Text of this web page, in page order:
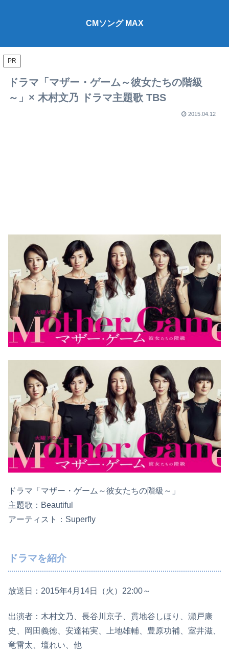
CMソング MAX
PR
ドラマ「マザー・ゲーム～彼女たちの階級
～」× 木村文乃 ドラマ主題歌 TBS
2015.04.12
ドラマ「マザー・ゲーム～彼女たちの階級～」
主題歌：Beautiful
アーティスト：Superfly
ドラマを紹介
放送日：2015年4月14日（火）22:00～
出演者：木村文乃、長谷川京子、貫地谷しほり、瀬戸康
史、岡田義徳、安達祐実、上地雄輔、豊原功補、室井滋、
竜雷太、壇れい、他